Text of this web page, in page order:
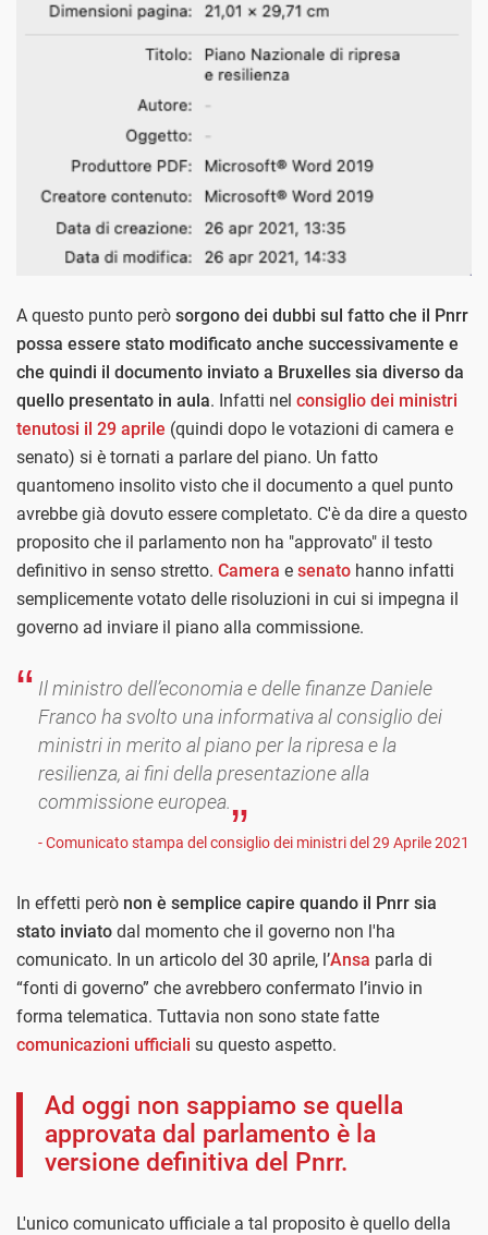
A questo punto però sorgono dei dubbi sul fatto che il Pnrr
possa essere stato modificato anche successivamente e
che quindi il documento inviato a Bruxelles sia diverso da
quello presentato in aula. Infatti nel consiglio dei ministri
tenutosi il 29 aprile (quindi dopo le votazioni di camera e
senato) si è tornati a parlare del piano. Un fatto
quantomeno insolito visto che il documento a quel punto
avrebbe già dovuto essere completato. C'è da dire a questo
proposito che il parlamento non ha "approvato" il testo
definitivo in senso stretto. Camera e senato hanno infatti
semplicemente votato delle risoluzioni in cui si impegna il
governo ad inviare il piano alla commissione.
Il ministro dell’economia e delle finanze Daniele
Franco ha svolto una informativa al consiglio dei
ministri in merito al piano per la ripresa e la
resilienza, ai fini della presentazione alla
commissione europea.
- Comunicato stampa del consiglio dei ministri del 29 Aprile 2021
In effetti però non è semplice capire quando il Pnrr sia
stato inviato dal momento che il governo non l'ha
comunicato. In un articolo del 30 aprile, l’Ansa parla di
“fonti di governo” che avrebbero confermato l’invio in
forma telematica. Tuttavia non sono state fatte
comunicazioni ufficiali su questo aspetto.
Ad oggi non sappiamo se quella
approvata dal parlamento è la
versione definitiva del Pnrr.
L'unico comunicato ufficiale a tal proposito è quello della